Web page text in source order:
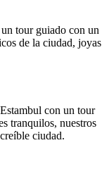
tour guiado con un
de la ciudad, joyas
con un tour
tranquilos, nuestros
ciudad.